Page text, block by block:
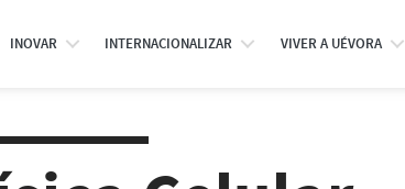
INOVAR INTERNACIONALIZAR VIVER A UÉVORA